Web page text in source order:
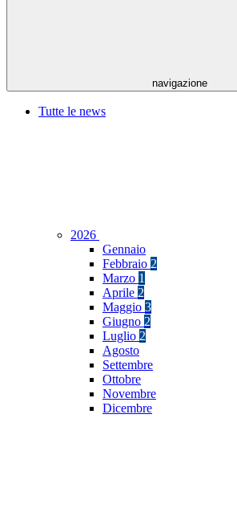
navigazione
Tutte le news
2026
Gennaio
Febbraio 2
Marzo 1
Aprile 2
Maggio 3
Giugno 2
Luglio 2
Agosto
Settembre
Ottobre
Novembre
Dicembre